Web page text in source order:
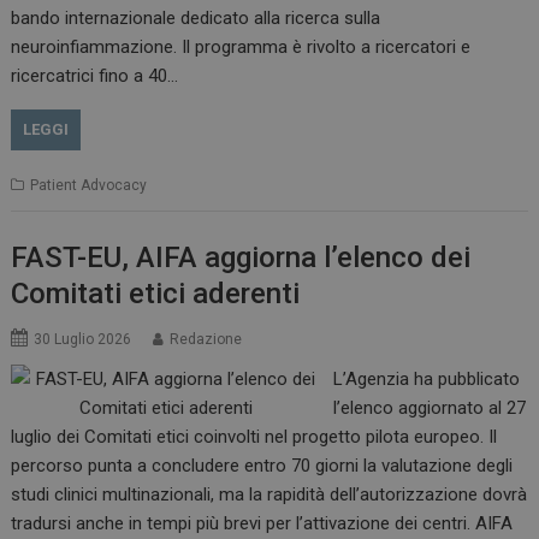
bando internazionale dedicato alla ricerca sulla
neuroinfiammazione. Il programma è rivolto a ricercatori e
ricercatrici fino a 40…
LEGGI
Patient Advocacy
FAST-EU, AIFA aggiorna l’elenco dei
Comitati etici aderenti
30 Luglio 2026 Redazione
L’Agenzia ha pubblicato
l’elenco aggiornato al 27
luglio dei Comitati etici coinvolti nel progetto pilota europeo. Il
percorso punta a concludere entro 70 giorni la valutazione degli
studi clinici multinazionali, ma la rapidità dell’autorizzazione dovrà
tradursi anche in tempi più brevi per l’attivazione dei centri. AIFA
CookieScriptConsent
NOME FORNITORE / DOMINIO